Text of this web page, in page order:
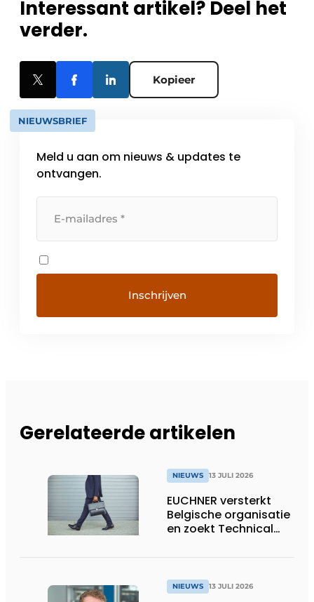
Interessant artikel? Deel het
verder.
Kopieer
NIEUWSBRIEF
Meld u aan om nieuws & updates te
ontvangen.
Gerelateerde artikelen
NIEUWS 13 JULI 2026
EUCHNER versterkt
Belgische organisatie
en zoekt Technical
NIEUWS 13 JULI 2026